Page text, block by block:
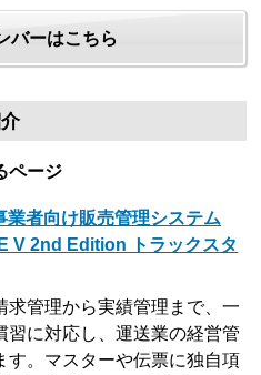
バーはこちら
ページ
業者向け販売管理システム
V 2nd Edition トラックスタ
求管理から実績管理まで、一
習に対応し、運送業の経営管
す。マスターや伝票に独自項